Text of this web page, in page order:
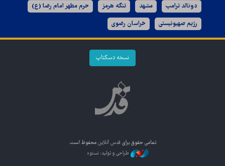
دونالد ترامپ مشهد تنگه هرمز حرم مطهر امام رضا (ع)
رژیم صهیونیستی خراسان رضوی
نسخه دسکتاپ
تمامی حقوق برای قدس آنلاین محفوظ است.
طراحی و تولید: نستوه